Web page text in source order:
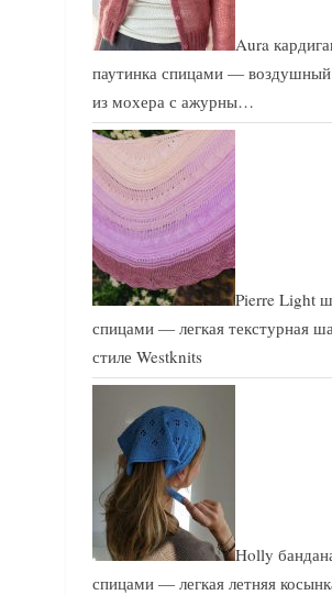
Aura
паутинка спицами — воздушный
из мохера с ажурны…
Pierre Light
спицами — легкая текстурная
стиле Westknits
Holly
спицами — легкая летняя